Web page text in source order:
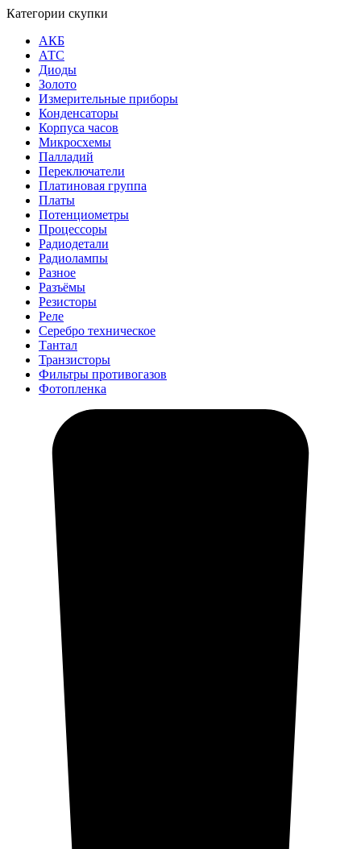
Категории скупки
АКБ
АТС
Диоды
Золото
Измерительные приборы
Конденсаторы
Корпуса часов
Микросхемы
Палладий
Переключатели
Платиновая группа
Платы
Потенциометры
Процессоры
Радиодетали
Радиолампы
Разное
Разъёмы
Резисторы
Реле
Серебро техническое
Тантал
Транзисторы
Фильтры противогазов
Фотопленка